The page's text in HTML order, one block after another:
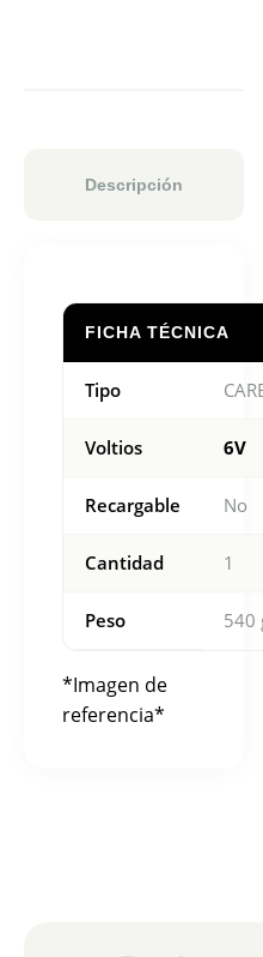
Descripción
FICHA TÉCNICA
Tipo
Voltios 6V
Recargable No
Cantidad 1
Peso 540
*Imagen de
referencia*